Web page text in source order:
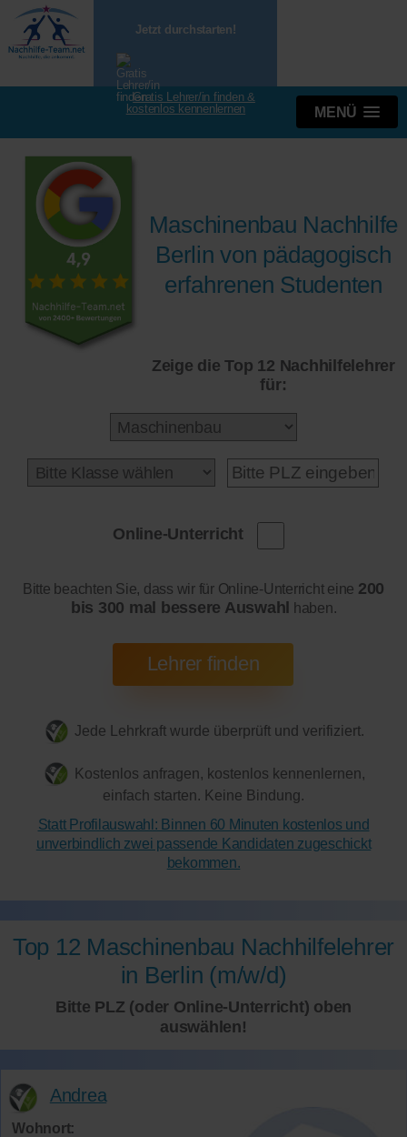
Jetzt durchstarten!
Gratis Lehrer/in finden &
kostenlos kennenlernen
MENÜ
Maschinenbau Nachhilfe
Berlin von pädagogisch
erfahrenen Studenten
Zeige die Top 12 Nachhilfelehrer
für:
Online-Unterricht
Bitte beachten Sie, dass wir für Online-Unterricht eine 200
bis 300 mal bessere Auswahl haben.
Jede Lehrkraft wurde überprüft und verifiziert.
Kostenlos anfragen, kostenlos kennenlernen,
einfach starten. Keine Bindung.
Statt Profilauswahl: Binnen 60 Minuten kostenlos und
unverbindlich zwei passende Kandidaten zugeschickt
bekommen.
Top 12 Maschinenbau Nachhilfelehrer
in Berlin (m/w/d)
Bitte PLZ (oder Online-Unterricht) oben
auswählen!
Andrea
Wohnort: